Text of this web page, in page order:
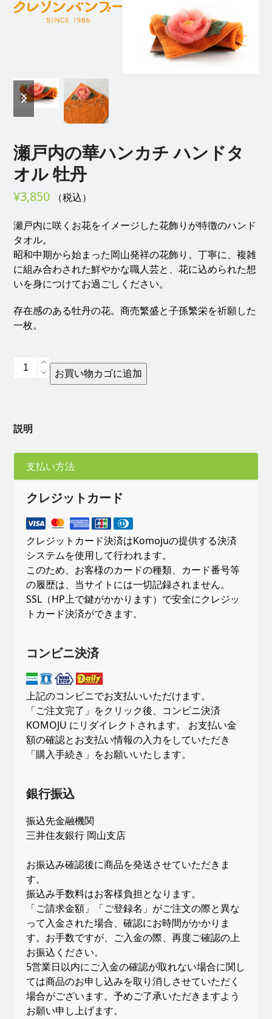
SkipOpen
mobile
Close
mobile
previous
slide
next
slide
瀬戸内の華ハンカチ ハンドタ
オル 牡丹
¥3,850 （税込）
瀬戸内に咲くお花をイメージした花飾りが特徴のハンド
タオル。
昭和中期から始まった岡山発祥の花飾り。丁寧に、複雑
に組み合わされた鮮やかな職人芸と、花に込められた想
いを身につけてお過ごしください。
存在感のある牡丹の花。商売繁盛と子孫繁栄を祈願した
一枚。
華
ハ
ン
チ
お買い物カゴに追加
説明
支払い方法
クレジットカード
クレジットカード決済はKomojuの提供する決済
システムを使用して行われます。
このため、お客様のカードの種類、カード番号等
の履歴は、当サイトには一切記録されません。
SSL（HP上で鍵がかかります）で安全にクレジッ
トカード決済ができます。
コンビニ決済
上記のコンビニでお支払いいただけます。
「ご注文完了」をクリック後、コンビニ決済
KOMOJU にリダイレクトされます。 お支払い金
額の確認とお支払い情報の入力をしていただき
「購入手続き」をお願いいたします。
銀行振込
振込先金融機関
三井住友銀行 岡山支店
お振込み確認後に商品を発送させていただきま
す。
振込み手数料はお客様負担となります。
「ご請求金額」「ご登録名」がご注文の際と異な
って入金された場合、確認にお時間がかかりま
す。お手数ですが、ご入金の際、再度ご確認の上
お振込ください。
5営業日以内にご入金の確認が取れない場合に関し
ては商品のお申し込みを取り消しさせていただく
場合がございます。予めご了承いただきますよう
お願い申し上げます。